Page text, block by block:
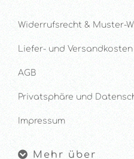
Widerrufsrecht & Muster-
Liefer- und Versandkosten
AGB
Privatsphäre und
Impressum
Mehr über